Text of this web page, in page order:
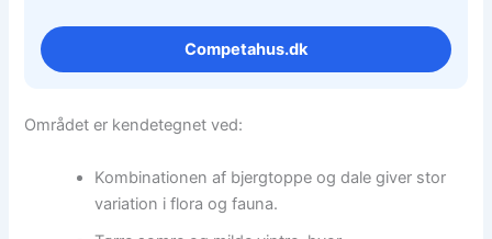
Competahus.dk
Området er kendetegnet ved:
Kombinationen af bjergtoppe og dale giver stor
variation i flora og fauna.